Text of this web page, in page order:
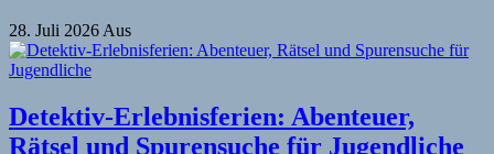
28. Juli 2026 Aus
Detektiv-Erlebnisferien: Abenteuer,
Rätsel und Spurensuche für Jugendliche